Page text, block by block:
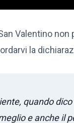
Valentino
la
quando
e anche il